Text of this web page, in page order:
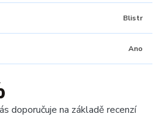
Blistr
Ano
doporučuje na základě recenzí